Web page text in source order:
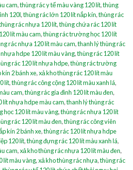
cam,thùng rác y tế màu vàng 120 lít,thùng
120l,thùng rác lớn 120 lít nắp kín,thùng rác
rác nhựa 120 lít,thùng chứa rác 120 lít
lít màu cam,thùng rác trường học 120 lít
rác nhựa 120 lít màu cam,thanh lý thùng rác
hdpe 120 lít màu vàng,thùng rác 120 lít
rác 120 lít nhựa hdpe,thùng rác trường
2 bánh xe,xả kho thùng rác 120 lít màu
lít,thùng rác công cộng 120 lít màu xanh lá,
cam,thùng rác gia đình 120 lít màu đen,
lít nhựa hdpe màu cam,thanh lý thùng rác
học 120 lít màu vàng,thùng rác nhựa 120 lít
rác 120 lít màu đen,thùng rác công viên
kín 2 bánh xe,thùng rác 120 lít nhựa hdpe
120 lít,thùng đựng rác 120 lít màu xanh lá,
cam,xả kho thùng rác nhựa 120 lít màu đen,
lít màu vàng,xả kho thùng rác nhựa,thùng rác